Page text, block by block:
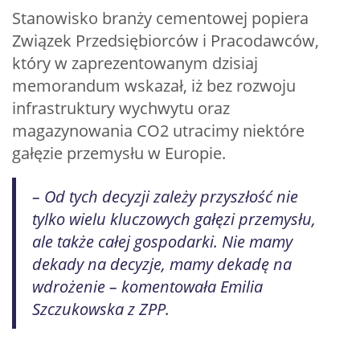
Stanowisko branży cementowej popiera
Związek Przedsiębiorców i Pracodawców,
który w zaprezentowanym dzisiaj
memorandum wskazał, iż bez rozwoju
infrastruktury wychwytu oraz
magazynowania CO2 utracimy niektóre
gałęzie przemysłu w Europie.
– Od tych decyzji zależy przyszłość nie
tylko wielu kluczowych gałęzi przemysłu,
ale także całej gospodarki. Nie mamy
dekady na decyzje, mamy dekadę na
wdrożenie – komentowała Emilia
Szczukowska z ZPP.